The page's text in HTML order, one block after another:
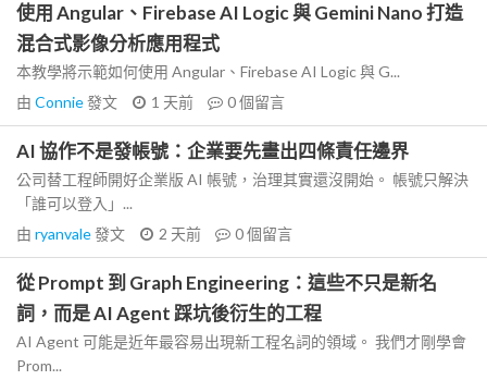
使用 Angular、Firebase AI Logic 與 Gemini Nano 打造
混合式影像分析應用程式
本教學將示範如何使用 Angular、Firebase AI Logic 與 G...
由 Connie發文 1 天前 0個留言
AI 協作不是發帳號：企業要先畫出四條責任邊界
公司替工程師開好企業版 AI 帳號，治理其實還沒開始。 帳號只解決
「誰可以登入」...
由 ryanvale發文 2 天前 0個留言
從 Prompt 到 Graph Engineering：這些不只是新名
詞，而是 AI Agent 踩坑後衍生的工程
AI Agent 可能是近年最容易出現新工程名詞的領域。 我們才剛學會
Prom...